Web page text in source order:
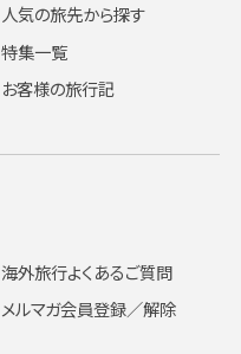
人気の旅先から探す
特集一覧
お客様の旅行記
海外旅行よくあるご質問
メルマガ会員登録／解除